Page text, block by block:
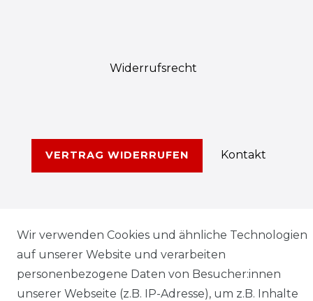
Widerrufs­recht
VERTRAG WIDERRUFEN Kontakt
Klimaprofis GmbH & Co. KG
Design & supervision by MILLER
© Copyright 2026 | Alle Rechte vorbehalten.
Wir verwenden Cookies und ähnliche Technologien
auf unserer Website und verarbeiten
personenbezogene Daten von Besucher:innen
unserer Webseite (z.B. IP-Adresse), um z.B. Inhalte